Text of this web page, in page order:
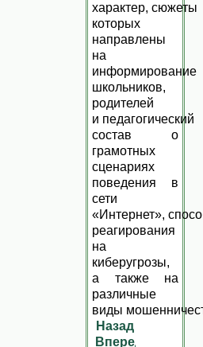
характер, сюжеты
которых
направлены
на
информирование
школьников,
родителей
и педагогический
состав о
грамотных
сценариях
поведения в
сети
«Интернет»,
реагирования
на
киберугрозы,
а также на
различные
виды
Назад
Вперед